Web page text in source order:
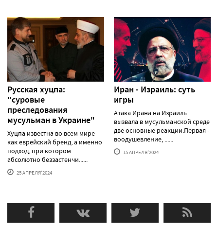
Русская хуцпа:
"суровые
преследования
мусульман в Украине"
Хуцпа известна во всем мире
как еврейский бренд, а именно
подход, при котором
абсолютно беззастенчи......
25 АПРЕЛЯ'2024
Иран - Израиль: суть
игры
Атака Ирана на Израиль
вызвала в мусульманской среде
две основные реакции.Первая -
воодушевление, ......
15 АПРЕЛЯ'2024